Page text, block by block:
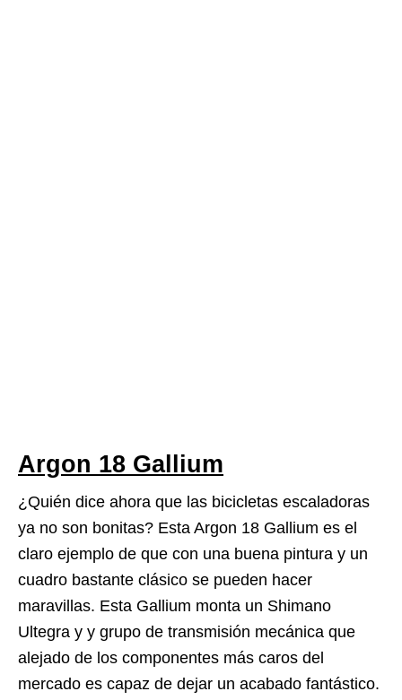
Argon 18 Gallium
¿Quién dice ahora que las bicicletas escaladoras
ya no son bonitas? Esta Argon 18 Gallium es el
claro ejemplo de que con una buena pintura y un
cuadro bastante clásico se pueden hacer
maravillas. Esta Gallium monta un Shimano
Ultegra y y grupo de transmisión mecánica que
alejado de los componentes más caros del
mercado es capaz de dejar un acabado fantástico.